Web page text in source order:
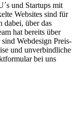
und Startups mit
Websites sind für
dabei, über das
hat bereits über
Webdesign Preis-
und unverbindliche
bei uns